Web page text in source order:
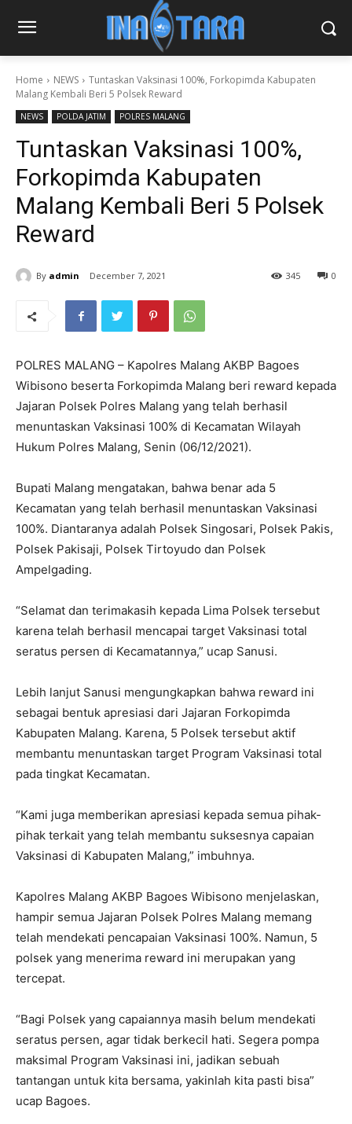
Home NEWS
Tuntaskan Vaksinasi 100%, Forkopimda Kabupaten
Malang Kembali Beri 5 Polsek Reward
NEWS POLDA JATIM POLRES MALANG
Tuntaskan Vaksinasi 100%,
Forkopimda Kabupaten
Malang Kembali Beri 5 Polsek
Reward
By admin December 7, 2021 0
345
POLRES MALANG – Kapolres Malang AKBP Bagoes
Wibisono beserta Forkopimda Malang beri reward kepada
Jajaran Polsek Polres Malang yang telah berhasil
menuntaskan Vaksinasi 100% di Kecamatan Wilayah
Hukum Polres Malang, Senin (06/12/2021).
Bupati Malang mengatakan, bahwa benar ada 5
Kecamatan yang telah berhasil menuntaskan Vaksinasi
100%. Diantaranya adalah Polsek Singosari, Polsek Pakis,
Polsek Pakisaji, Polsek Tirtoyudo dan Polsek
Ampelgading.
“Selamat dan terimakasih kepada Lima Polsek tersebut
karena telah berhasil mencapai target Vaksinasi total
seratus persen di Kecamatannya,” ucap Sanusi.
Lebih lanjut Sanusi mengungkapkan bahwa reward ini
sebagai bentuk apresiasi dari Jajaran Forkopimda
Kabupaten Malang. Karena, 5 Polsek tersebut aktif
membantu menuntaskan target Program Vaksinasi total
pada tingkat Kecamatan.
“Kami juga memberikan apresiasi kepada semua pihak-
pihak terkait yang telah membantu suksesnya capaian
Vaksinasi di Kabupaten Malang,” imbuhnya.
Kapolres Malang AKBP Bagoes Wibisono menjelaskan,
hampir semua Jajaran Polsek Polres Malang memang
telah mendekati pencapaian Vaksinasi 100%. Namun, 5
polsek yang menerima reward ini merupakan yang
tercepat.
“Bagi Polsek yang capaiannya masih belum mendekati
seratus persen, agar tidak berkecil hati. Segera pompa
maksimal Program Vaksinasi ini, jadikan sebuah
tantangan untuk kita bersama, yakinlah kita pasti bisa”
ucap Bagoes.